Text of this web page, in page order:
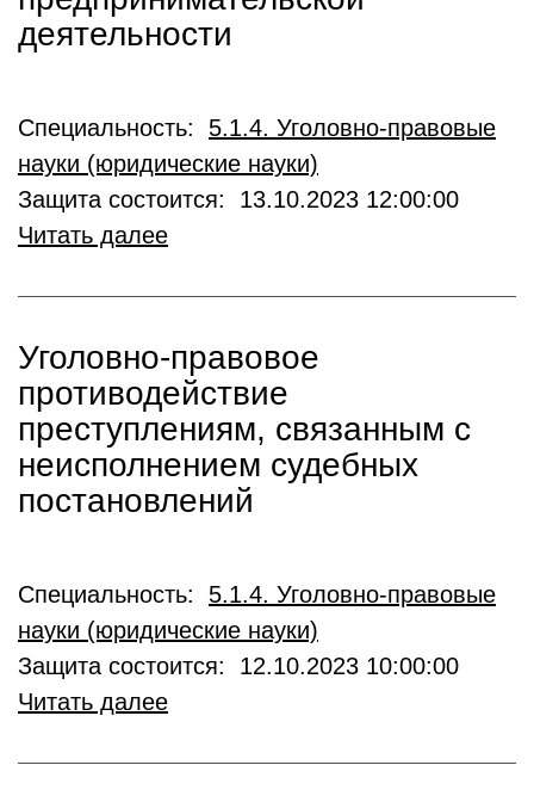
деятельности
Специальность: 5.1.4. Уголовно-правовые
науки (юридические науки)
Защита состоится: 13.10.2023 12:00:00
Читать далее
Уголовно-правовое
противодействие
преступлениям, связанным с
неисполнением судебных
постановлений
Специальность: 5.1.4. Уголовно-правовые
науки (юридические науки)
Защита состоится: 12.10.2023 10:00:00
Читать далее